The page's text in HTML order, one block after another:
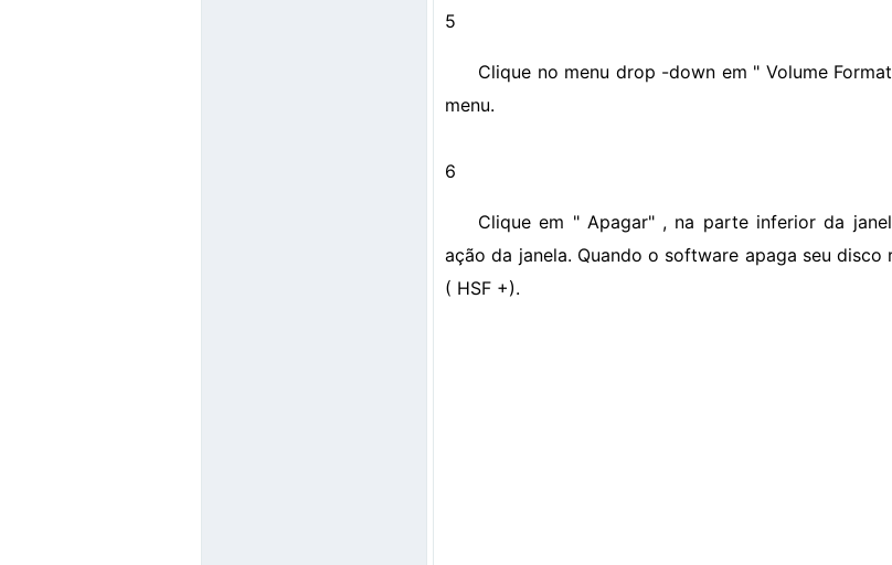
5
Clique no menu drop -down em " Volume
menu.
6
Clique em " Apagar" , na parte inferior da
ação da janela. Quando o software apaga seu
( HSF +).